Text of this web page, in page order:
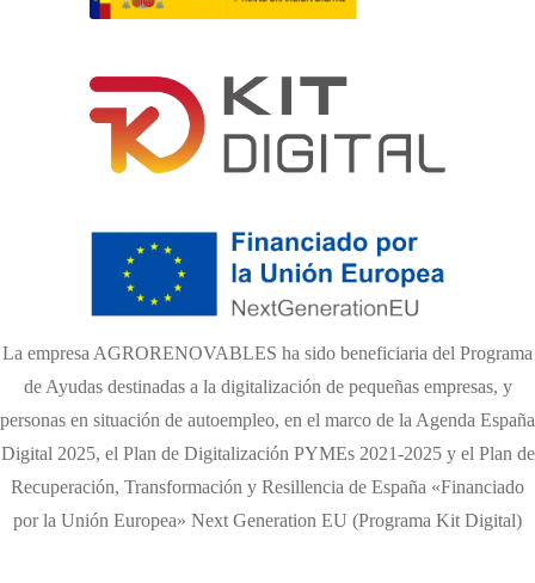
La empresa AGRORENOVABLES ha sido beneficiaria del Programa
de Ayudas destinadas a la digitalización de pequeñas empresas, y
personas en situación de autoempleo, en el marco de la Agenda España
Digital 2025, el Plan de Digitalización PYMEs 2021-2025 y el Plan de
Recuperación, Transformación y Resillencia de España «Financiado
por la Unión Europea» Next Generation EU (Programa Kit Digital)